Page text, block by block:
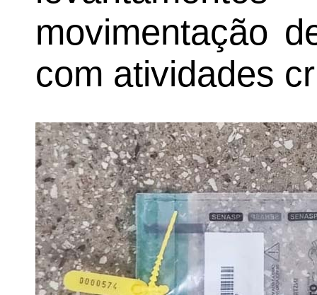
movimentação
com atividades